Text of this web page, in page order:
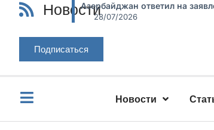
НовостиАзербайджан ответил на
28/07/2026
Подписаться
Новости